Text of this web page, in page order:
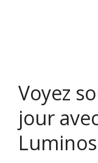
Voyez
jour